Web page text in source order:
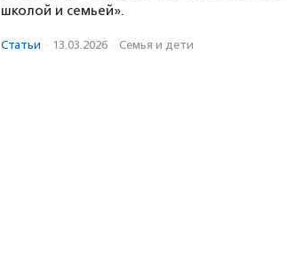
школой и семьей».
Статьи · 13.03.2026 · Семья и дети